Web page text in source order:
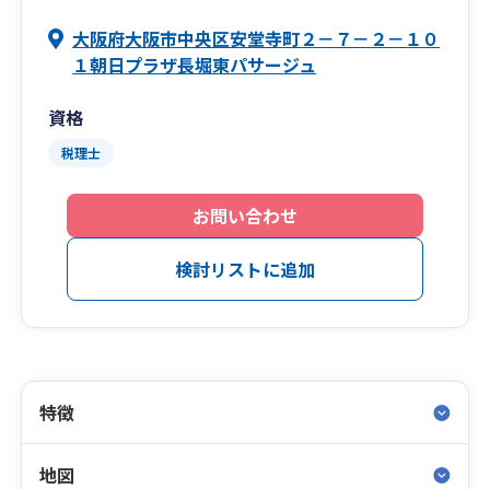
大阪府大阪市中央区安堂寺町２－７－２－１０
１朝日プラザ長堀東パサージュ
資格
税理士
お問い合わせ
検討リストに追加
特徴
地図